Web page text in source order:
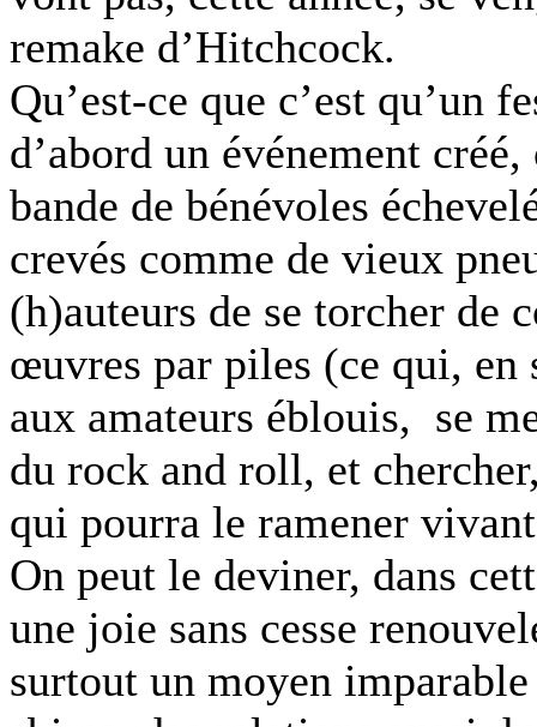
remake d’Hitchcock.
Qu’est-ce que c’est qu’un
d’abord un événement
bande de bénévoles
crevés comme de vieux
(h)auteurs de se torcher de
œuvres par piles (ce qui, en
aux amateurs éblouis, se
du rock and roll, et
qui pourra le ramener
On peut le deviner, dans
une joie sans cesse
surtout un moyen